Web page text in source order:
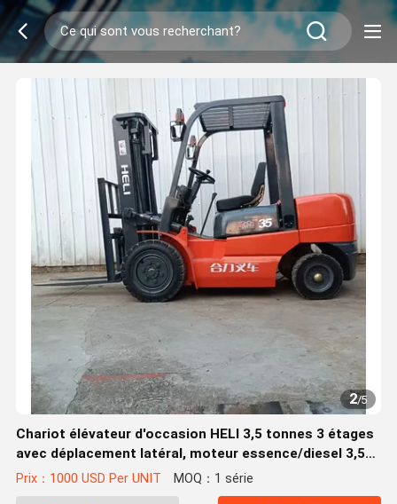
2/5
Chariot élévateur d'occasion HELI 3,5 tonnes 3 étages
avec déplacement latéral, moteur essence/diesel 3,5
tonnes 5 tonnes CPCD30
Prix：1000 USD Per UNIT MOQ：1 série